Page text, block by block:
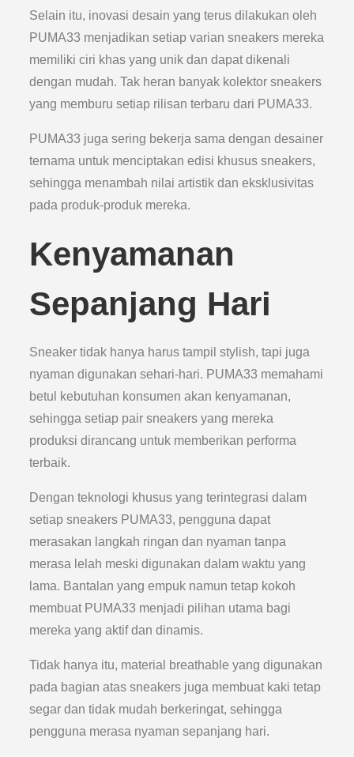
Selain itu, inovasi desain yang terus dilakukan oleh
PUMA33 menjadikan setiap varian sneakers mereka
memiliki ciri khas yang unik dan dapat dikenali
dengan mudah. Tak heran banyak kolektor sneakers
yang memburu setiap rilisan terbaru dari PUMA33.
PUMA33 juga sering bekerja sama dengan desainer
ternama untuk menciptakan edisi khusus sneakers,
sehingga menambah nilai artistik dan eksklusivitas
pada produk-produk mereka.
Kenyamanan
Sepanjang Hari
Sneaker tidak hanya harus tampil stylish, tapi juga
nyaman digunakan sehari-hari. PUMA33 memahami
betul kebutuhan konsumen akan kenyamanan,
sehingga setiap pair sneakers yang mereka
produksi dirancang untuk memberikan performa
terbaik.
Dengan teknologi khusus yang terintegrasi dalam
setiap sneakers PUMA33, pengguna dapat
merasakan langkah ringan dan nyaman tanpa
merasa lelah meski digunakan dalam waktu yang
lama. Bantalan yang empuk namun tetap kokoh
membuat PUMA33 menjadi pilihan utama bagi
mereka yang aktif dan dinamis.
Tidak hanya itu, material breathable yang digunakan
pada bagian atas sneakers juga membuat kaki tetap
segar dan tidak mudah berkeringat, sehingga
pengguna merasa nyaman sepanjang hari.